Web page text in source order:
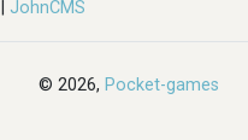
JohnCMS
© 2026, Pocket-games